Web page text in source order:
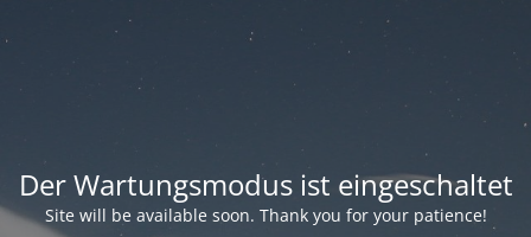
Der Wartungsmodus ist eingeschaltet
Site will be available soon. Thank you for your patience!